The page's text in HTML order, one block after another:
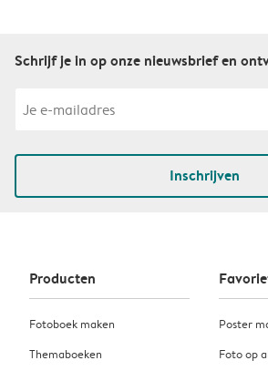
Schrijf je in op onze nieuwsbrief en
Inschrijven
Producten
Fotoboek maken
Themaboeken
Poster
Foto op